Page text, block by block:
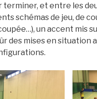
et entre les
schémas de jeu, de
un accent mis
des mises en situation